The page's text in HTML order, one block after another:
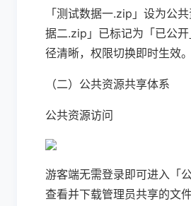
「测试数据一.zip」设为公
据二.zip」已标记为「已公
径清晰，权限切换即时生效。
（二）公共资源共享体系
公共资源访问
游客端无需登录即可进入「
查看并下载管理员共享的文